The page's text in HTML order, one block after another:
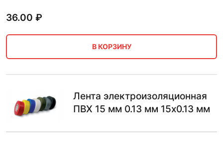
36.00 ₽
В КОРЗИНУ
Лента электроизоляционная
ПВХ 15 мм 0.13 мм 15х0.13 мм